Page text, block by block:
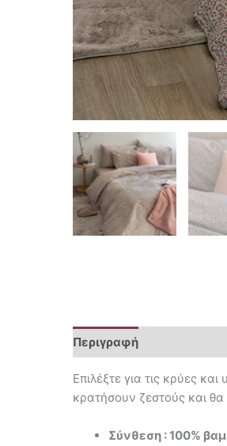
Περιγραφή
Επιλέξτε για τις κρύες
κρατήσουν ζεστούς και
Σύνθεση : 100%